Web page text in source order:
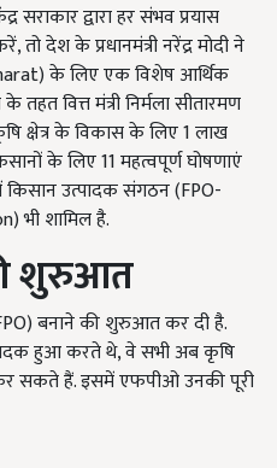
सराकार द्वारा हर संभव प्रयास
तो देश के प्रधानमंत्री नरेंद्र मोदी ने
के लिए एक विशेष आर्थिक
वित्त मंत्री निर्मला सीतारमण
क्षेत्र के विकास के लिए 1 लाख
के लिए 11 महत्वपूर्ण घोषणाएं
उत्पादक संगठन (FPO-
भी शामिल है.
शुरुआत
बनाने की शुरुआत कर दी है.
हुआ करते थे, वे सभी अब कृषि
सकते हैं. इसमें एफपीओ उनकी पूरी